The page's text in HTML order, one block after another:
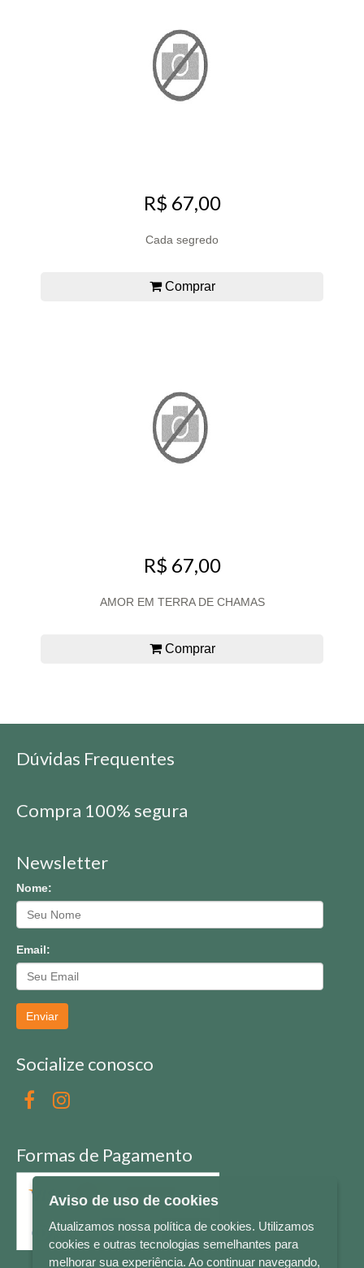
R$ 67,00
Cada segredo
Comprar
R$ 67,00
AMOR EM TERRA DE CHAMAS
Comprar
Dúvidas Frequentes
Compra 100% segura
Newsletter
Nome:
Email:
Enviar
Socialize conosco
Formas de Pagamento
Aviso de uso de cookies
Atualizamos nossa política de cookies. Utilizamos
cookies e outras tecnologias semelhantes para
melhorar sua experiência. Ao continuar navegando,